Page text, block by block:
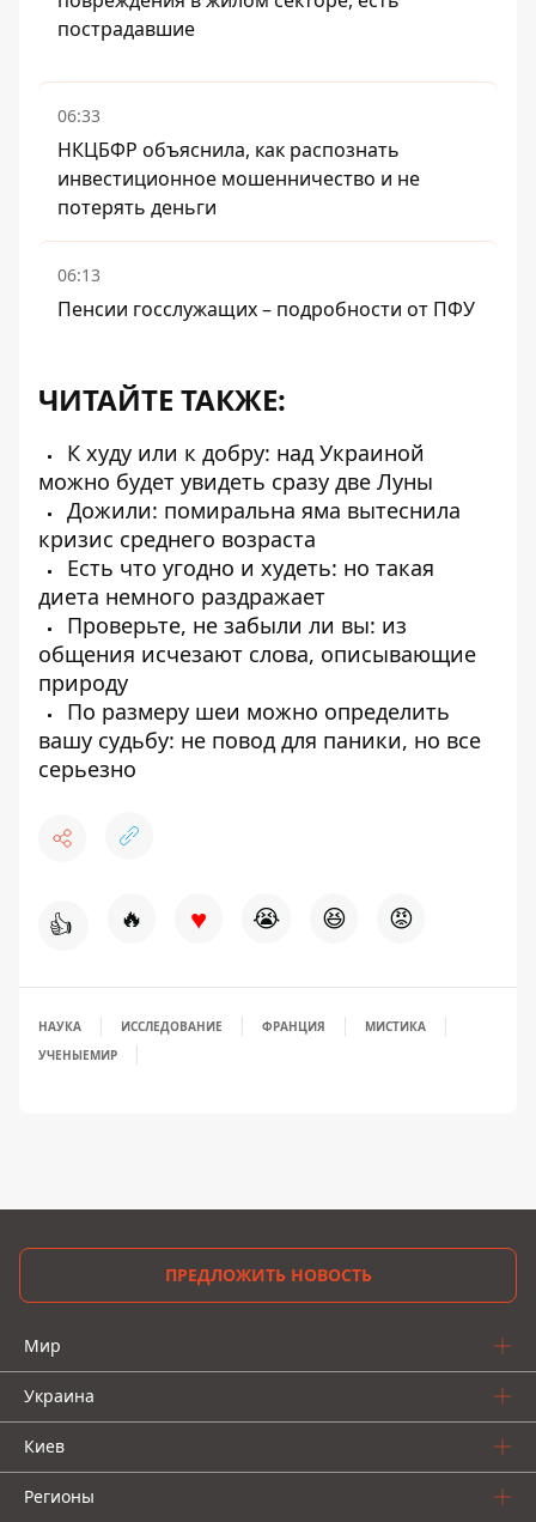
пострадавшие
06:33
НКЦБФР объяснила, как распознать
инвестиционное мошенничество и не
потерять деньги
06:13
Пенсии госслужащих – подробности от ПФУ
ЧИТАЙТЕ ТАКЖЕ:
К худу или к добру: над Украиной
можно будет увидеть сразу две Луны
Дожили: помиральна яма вытеснила
кризис среднего возраста
Есть что угодно и худеть: но такая
диета немного раздражает
Проверьте, не забыли ли вы: из
общения исчезают слова, описывающие
природу
По размеру шеи можно определить
вашу судьбу: не повод для паники, но все
серьезно
👍 🔥 ♥ 😭 😆 😡
НАУКА ИССЛЕДОВАНИЕ ФРАНЦИЯ
МИСТИКА
УЧЕНЫЕМИР
ПРЕДЛОЖИТЬ НОВОСТЬ
Мир
Украина
Киев
Регионы